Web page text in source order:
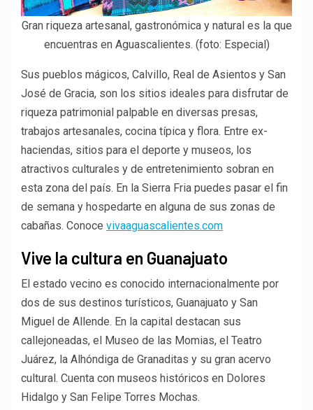
Gran riqueza artesanal, gastronómica y natural es la que
encuentras en Aguascalientes. (foto: Especial)
Sus pueblos mágicos, Calvillo, Real de Asientos y San
José de Gracia, son los sitios ideales para disfrutar de
riqueza patrimonial palpable en diversas presas,
trabajos artesanales, cocina típica y flora. Entre ex-
haciendas, sitios para el deporte y museos, los
atractivos culturales y de entretenimiento sobran en
esta zona del país. En la Sierra Fria puedes pasar el fin
de semana y hospedarte en alguna de sus zonas de
cabañas. Conoce vivaaguascalientes.com
Vive la cultura en Guanajuato
El estado vecino es conocido internacionalmente por
dos de sus destinos turísticos, Guanajuato y San
Miguel de Allende. En la capital destacan sus
callejoneadas, el Museo de las Momias, el Teatro
Juárez, la Alhóndiga de Granaditas y su gran acervo
cultural. Cuenta con museos históricos en Dolores
Hidalgo y San Felipe Torres Mochas.